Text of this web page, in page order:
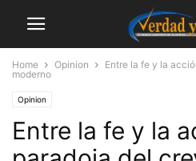
Home Opinion
Entre la fe y la
moderno
Opinion
Entre la fe y la